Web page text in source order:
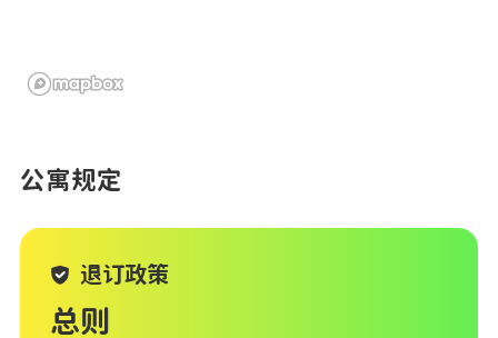
公寓规定
退订政策
总则